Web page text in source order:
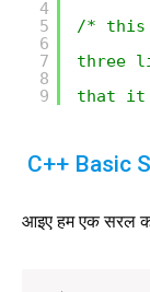
4
5
6
7
8
9
/* this
three
that it
C++ Basic
आइए हम एक सरल